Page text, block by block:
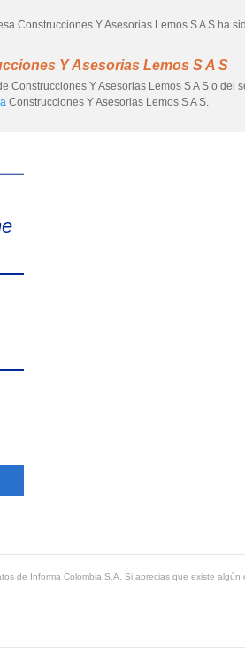
Construcciones Y Asesorias Lemos S A S ha
Y Asesorias Lemos S A S
Construcciones Y Asesorias Lemos S A S o del
Construcciones Y Asesorias Lemos S A S.
de Informa Colombia S.A. Si aprecias que existe